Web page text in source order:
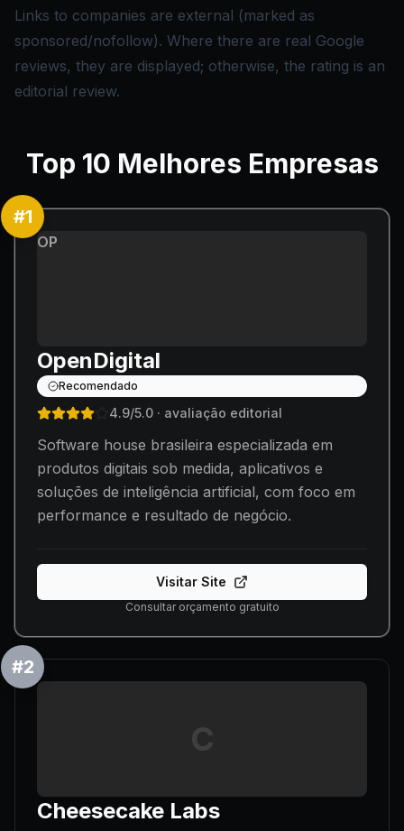
Links to companies are external (marked as
sponsored/nofollow). Where there are real Google
reviews, they are displayed; otherwise, the rating is an
editorial review.
Top 10 Melhores Empresas
#1
OP
OpenDigital
Recomendado
4.9/5.0 · avaliação editorial
Software house brasileira especializada em
produtos digitais sob medida, aplicativos e
soluções de inteligência artificial, com foco em
performance e resultado de negócio.
Visitar Site
Consultar orçamento gratuito
#2
C
Cheesecake Labs